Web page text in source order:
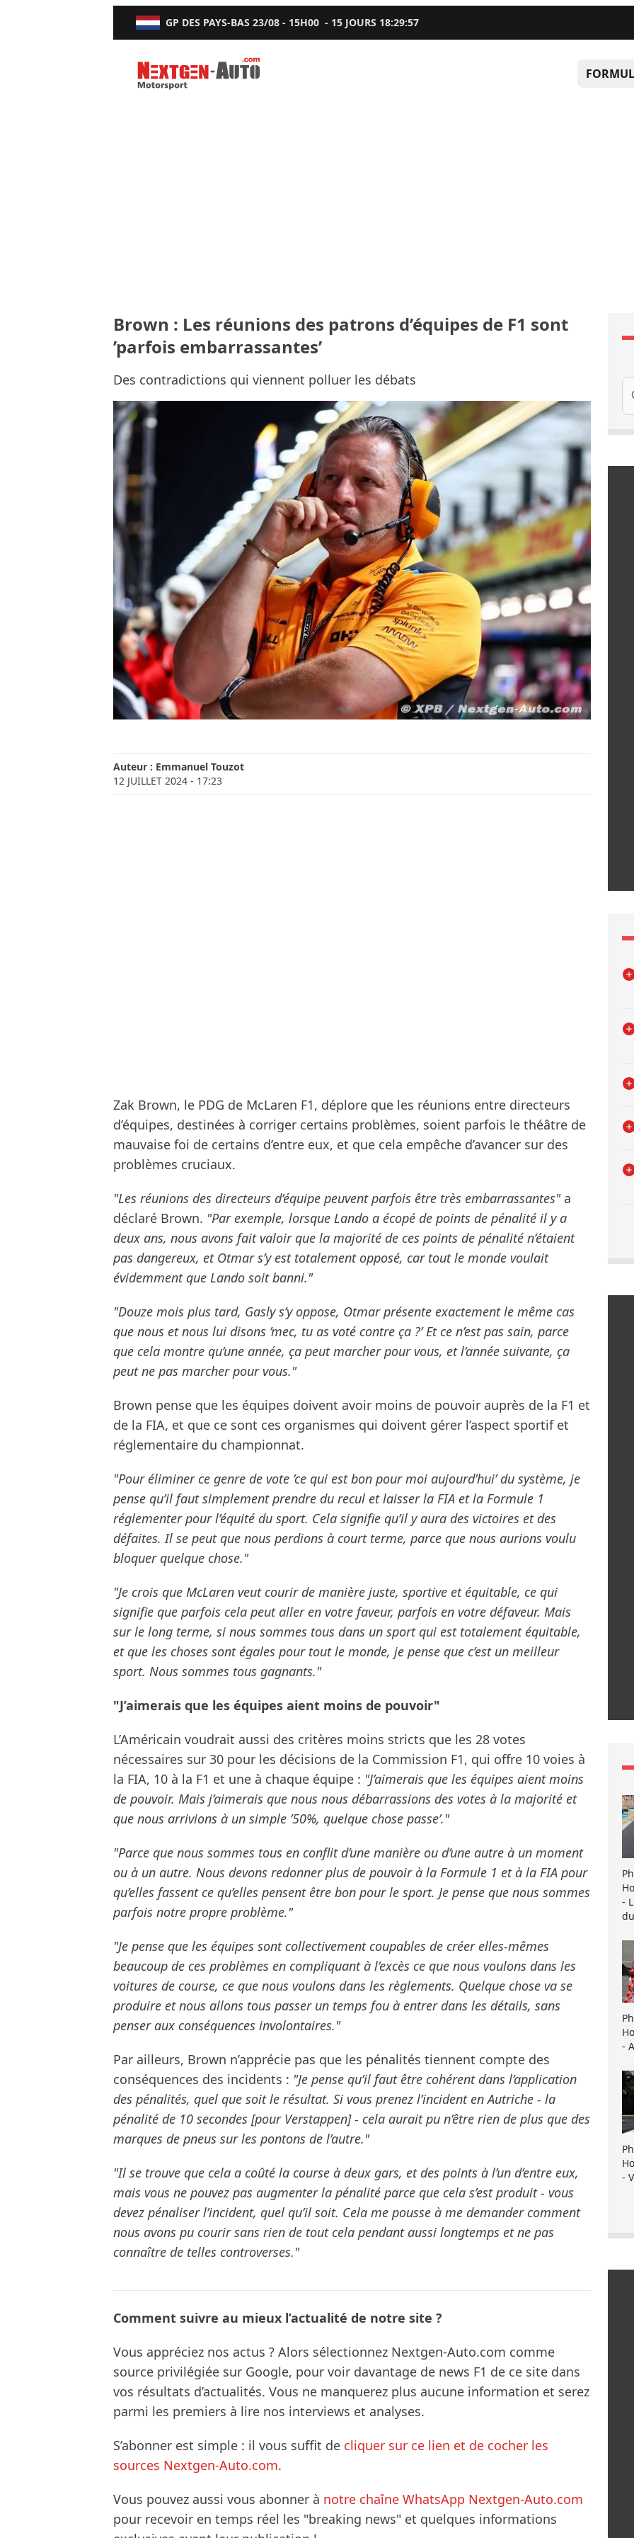
GP DES PAYS-BAS 23/08 - 15H00 - 15 JOURS 18:29:55
Nextgen-Auto.com
Brown : Les réunions des patrons d’équipes de F1 sont
’parfois embarrassantes’
Des contradictions qui viennent polluer les débats
Auteur : Emmanuel Touzot
12 JUILLET 2024 - 17:23
Zak Brown, le PDG de McLaren F1, déplore que les réunions entre directeurs
d’équipes, destinées à corriger certains problèmes, soient parfois le théâtre de
mauvaise foi de certains d’entre eux, et que cela empêche d’avancer sur des
problèmes cruciaux.
"Les réunions des directeurs d’équipe peuvent parfois être très embarrassantes"a
déclaré Brown. "Par exemple, lorsque Lando a écopé de points de pénalité il y a
deux ans, nous avons fait valoir que la majorité de ces points de pénalité n’étaient
pas dangereux, et Otmar s’y est totalement opposé, car tout le monde voulait
évidemment que Lando soit banni."
"Douze mois plus tard, Gasly s’y oppose, Otmar présente exactement le même cas
que nous et nous lui disons ’mec, tu as voté contre ça ?’ Et ce n’est pas sain, parce
que cela montre qu’une année, ça peut marcher pour vous, et l’année suivante, ça
peut ne pas marcher pour vous."
Brown pense que les équipes doivent avoir moins de pouvoir auprès de la F1 et
de la FIA, et que ce sont ces organismes qui doivent gérer l’aspect sportif et
réglementaire du championnat.
"Pour éliminer ce genre de vote ’ce qui est bon pour moi aujourd’hui’ du système, je
pense qu’il faut simplement prendre du recul et laisser la FIA et la Formule 1
réglementer pour l’équité du sport. Cela signifie qu’il y aura des victoires et des
défaites. Il se peut que nous perdions à court terme, parce que nous aurions voulu
bloquer quelque chose."
"Je crois que McLaren veut courir de manière juste, sportive et équitable, ce qui
signifie que parfois cela peut aller en votre faveur, parfois en votre défaveur. Mais
sur le long terme, si nous sommes tous dans un sport qui est totalement équitable,
et que les choses sont égales pour tout le monde, je pense que c’est un meilleur
sport. Nous sommes tous gagnants."
"J’aimerais que les équipes aient moins de pouvoir"
L’Américain voudrait aussi des critères moins stricts que les 28 votes
nécessaires sur 30 pour les décisions de la Commission F1, qui offre 10 voies à
la FIA, 10 à la F1 et une à chaque équipe : "J’aimerais que les équipes aient moins
de pouvoir. Mais j’aimerais que nous nous débarrassions des votes à la majorité et
que nous arrivions à un simple ’50%, quelque chose passe’."
"Parce que nous sommes tous en conflit d’une manière ou d’une autre à un moment
ou à un autre. Nous devons redonner plus de pouvoir à la Formule 1 et à la FIA pour
qu’elles fassent ce qu’elles pensent être bon pour le sport. Je pense que nous sommes
parfois notre propre problème."
"Je pense que les équipes sont collectivement coupables de créer elles-mêmes
beaucoup de ces problèmes en compliquant à l’excès ce que nous voulons dans les
voitures de course, ce que nous voulons dans les règlements. Quelque chose va se
produire et nous allons tous passer un temps fou à entrer dans les détails, sans
penser aux conséquences involontaires."
Par ailleurs, Brown n’apprécie pas que les pénalités tiennent compte des
conséquences des incidents : "Je pense qu’il faut être cohérent dans l’application
des pénalités, quel que soit le résultat. Si vous prenez l’incident en Autriche - la
pénalité de 10 secondes [pour Verstappen] - cela aurait pu n’être rien de plus que des
marques de pneus sur les pontons de l’autre."
"Il se trouve que cela a coûté la course à deux gars, et des points à l’un d’entre eux,
mais vous ne pouvez pas augmenter la pénalité parce que cela s’est produit - vous
devez pénaliser l’incident, quel qu’il soit. Cela me pousse à me demander comment
nous avons pu courir sans rien de tout cela pendant aussi longtemps et ne pas
connaître de telles controverses."
Comment suivre au mieux l’actualité de notre site ?
Vous appréciez nos actus ? Alors sélectionnez Nextgen-Auto.com comme
source privilégiée sur Google, pour voir davantage de news F1 de ce site dans
vos résultats d’actualités. Vous ne manquerez plus aucune information et serez
parmi les premiers à lire nos interviews et analyses.
S’abonner est simple : il vous suffit de cliquer sur ce lien et de cocher les
sources Nextgen-Auto.com.
Vous pouvez aussi vous abonner à notre chaîne WhatsApp Nextgen-Auto.com
pour recevoir en temps réel les "breaking news" et quelques informations
-
-
-